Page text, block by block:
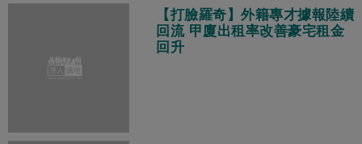
【打臉羅奇】外籍專才據報陸續
回流 甲廈出租率改善豪宅租金
回升